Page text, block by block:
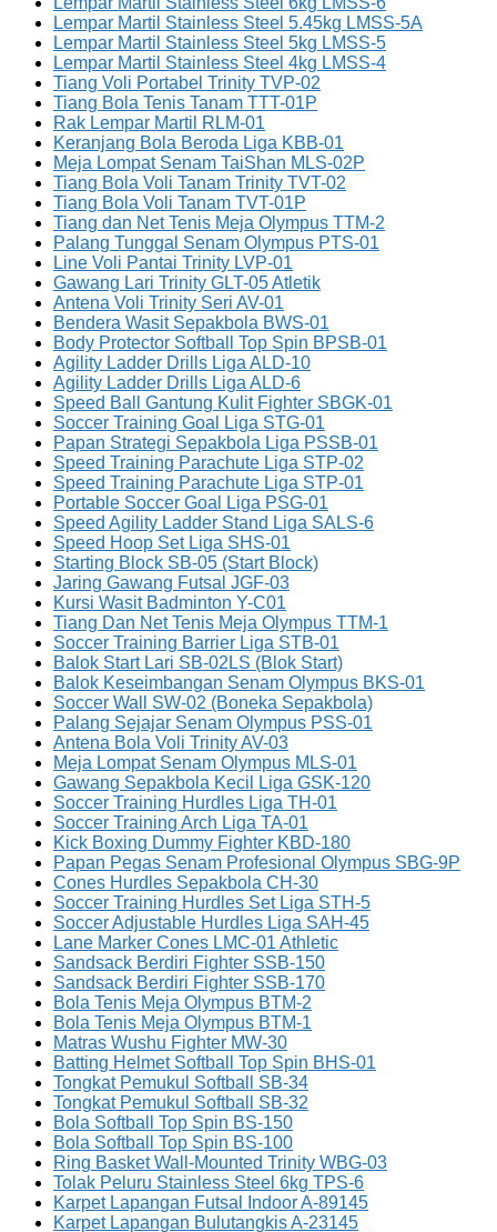
Lempar Martil Stainless Steel 5.45kg LMSS-5A
Lempar Martil Stainless Steel 5kg LMSS-5
Lempar Martil Stainless Steel 4kg LMSS-4
Tiang Voli Portabel Trinity TVP-02
Tiang Bola Tenis Tanam TTT-01P
Rak Lempar Martil RLM-01
Keranjang Bola Beroda Liga KBB-01
Meja Lompat Senam TaiShan MLS-02P
Tiang Bola Voli Tanam Trinity TVT-02
Tiang Bola Voli Tanam TVT-01P
Tiang dan Net Tenis Meja Olympus TTM-2
Palang Tunggal Senam Olympus PTS-01
Line Voli Pantai Trinity LVP-01
Gawang Lari Trinity GLT-05 Atletik
Antena Voli Trinity Seri AV-01
Bendera Wasit Sepakbola BWS-01
Body Protector Softball Top Spin BPSB-01
Agility Ladder Drills Liga ALD-10
Agility Ladder Drills Liga ALD-6
Speed Ball Gantung Kulit Fighter SBGK-01
Soccer Training Goal Liga STG-01
Papan Strategi Sepakbola Liga PSSB-01
Speed Training Parachute Liga STP-02
Speed Training Parachute Liga STP-01
Portable Soccer Goal Liga PSG-01
Speed Agility Ladder Stand Liga SALS-6
Speed Hoop Set Liga SHS-01
Starting Block SB-05 (Start Block)
Jaring Gawang Futsal JGF-03
Kursi Wasit Badminton Y-C01
Tiang Dan Net Tenis Meja Olympus TTM-1
Soccer Training Barrier Liga STB-01
Balok Start Lari SB-02LS (Blok Start)
Balok Keseimbangan Senam Olympus BKS-01
Soccer Wall SW-02 (Boneka Sepakbola)
Palang Sejajar Senam Olympus PSS-01
Antena Bola Voli Trinity AV-03
Meja Lompat Senam Olympus MLS-01
Gawang Sepakbola Kecil Liga GSK-120
Soccer Training Hurdles Liga TH-01
Soccer Training Arch Liga TA-01
Kick Boxing Dummy Fighter KBD-180
Papan Pegas Senam Profesional Olympus SBG-9P
Cones Hurdles Sepakbola CH-30
Soccer Training Hurdles Set Liga STH-5
Soccer Adjustable Hurdles Liga SAH-45
Lane Marker Cones LMC-01 Athletic
Sandsack Berdiri Fighter SSB-150
Sandsack Berdiri Fighter SSB-170
Bola Tenis Meja Olympus BTM-2
Bola Tenis Meja Olympus BTM-1
Matras Wushu Fighter MW-30
Batting Helmet Softball Top Spin BHS-01
Tongkat Pemukul Softball SB-34
Tongkat Pemukul Softball SB-32
Bola Softball Top Spin BS-150
Bola Softball Top Spin BS-100
Ring Basket Wall-Mounted Trinity WBG-03
Tolak Peluru Stainless Steel 6kg TPS-6
Karpet Lapangan Futsal Indoor A-89145
Karpet Lapangan Bulutangkis A-23145